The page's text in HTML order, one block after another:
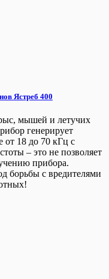
Ястреб 400
мышей и летучих
генерирует
от 18 до 70 кГц с
– это не позволяет
прибора.
борьбы с вредителями